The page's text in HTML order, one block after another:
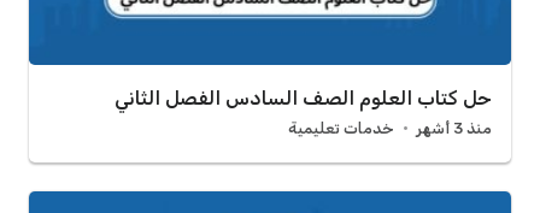
حل كتاب العلوم الصف السادس الفصل الثاني
منذ 3 أشهر خدمات تعليمية